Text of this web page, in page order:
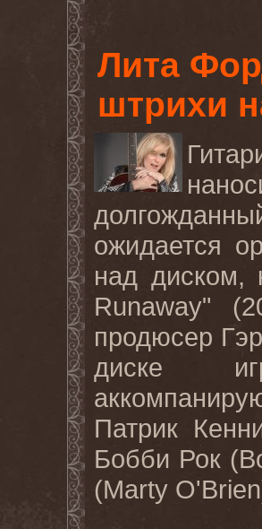
Лита
штрихи
ожидается
над диском,
Runaway"
продюсер
диске
Патрик
Бобби Рок (
(Marty O'Brien